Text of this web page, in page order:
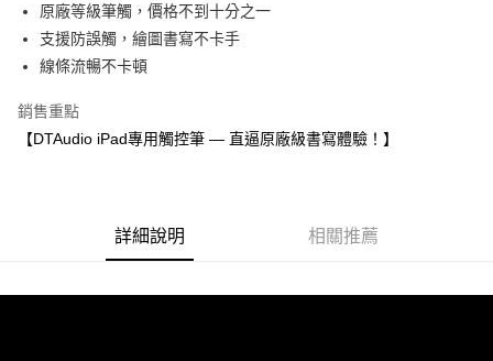
付款後萊爾富取貨
每筆NT$60，滿NT$598(含以上)免運費
7-11取貨付款
每筆NT$60，滿NT$598(含以上)免運費
原廠等級筆觸，價格不到十分之一
支援防誤觸，繪圖書寫不卡手
線條流暢不卡頓
銷售重點
【DTAudio iPad專用觸控筆 — 直逼原廠級書寫體驗！】
詳細說明 相關推薦